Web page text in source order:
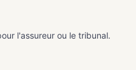
l'assureur ou le tribunal.